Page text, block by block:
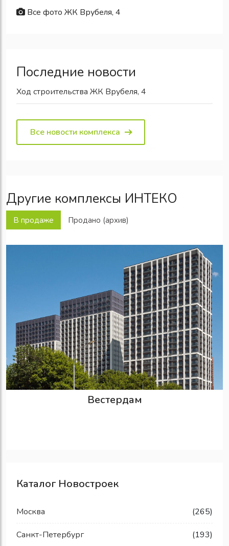
Все фото ЖК Врубеля, 4
Последние новости
Ход строительства ЖК Врубеля, 4
Все новости комплекса
Другие комплексы ИНТЕКО
В продаже Продано (архив)
Вестердам
Каталог Новостроек
Москва (265)
Санкт-Петербург (193)